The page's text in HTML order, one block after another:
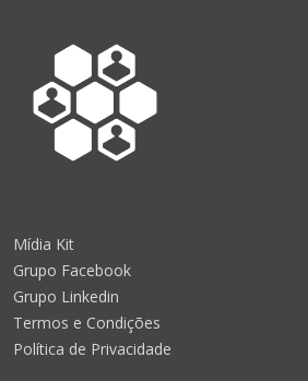
Mídia Kit
Grupo Facebook
Grupo Linkedin
Termos e Condições
Política de Privacidade